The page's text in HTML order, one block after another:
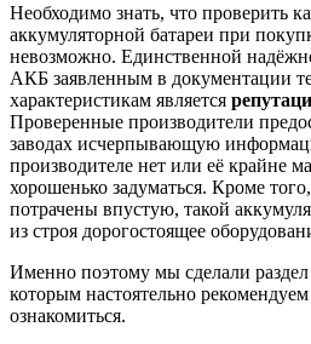
Необходимо знать, что проверить
аккумуляторной батареи при
невозможно. Единственной
АКБ заявленным в документации
характеристикам является
Проверенные производители
заводах исчерпывающую
производителе нет или её крайне
хорошенько задуматься. Кроме
потрачены впустую, такой
из строя дорогостоящее
Именно поэтому мы сделали раздел
которым настоятельно
ознакомиться.